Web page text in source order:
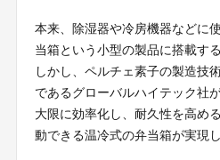
本来、除湿器や冷房機器などに
当箱という小型の製品に搭載す
しかし、ペルチェ素子の製造技
であるグローバルハイテック社
大限に効率化し、耐久性を高め
動できる温冷式の弁当箱が実現し